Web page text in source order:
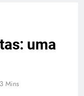
uma
3 Mins